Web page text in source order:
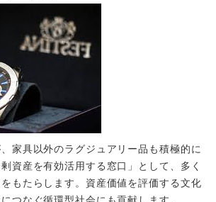
家具以外のラグジュアリー品も積極的に
資産を有効活用する窓口」として、多く
もたらします。資産価値を評価する文化